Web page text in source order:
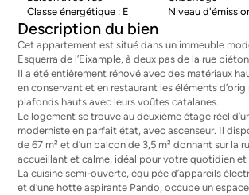
Classe énergétique : E
Niveau
Description du bien
Cet appartement est situé dans un immeuble
Esquerra de l’Eixample, à deux pas de la rue
Il a été entièrement rénové avec des matériaux
en conservant et en restaurant les éléments
plafonds hauts avec leurs voûtes catalanes.
Le logement se trouve au deuxième étage réel
moderniste en parfait état, avec ascenseur. Il
de 67 m² et d’un balcon de 3,5 m² donnant sur la
accueillant et calme, idéal pour votre quotidien et
La cuisine semi-ouverte, équipée d’appareils
et d’une hotte aspirante Pando, occupe un